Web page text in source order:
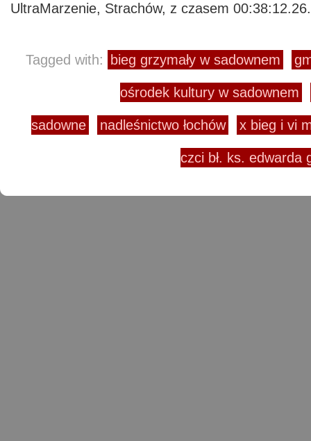
UltraMarzenie, Strachów, z czasem 00:38:12.26.
Tagged with: bieg grzymały w sadownem
ośrodek kultury w sadownem
sadowne nadleśnictwo łochów x bieg i vi
czci bł. ks. edwarda